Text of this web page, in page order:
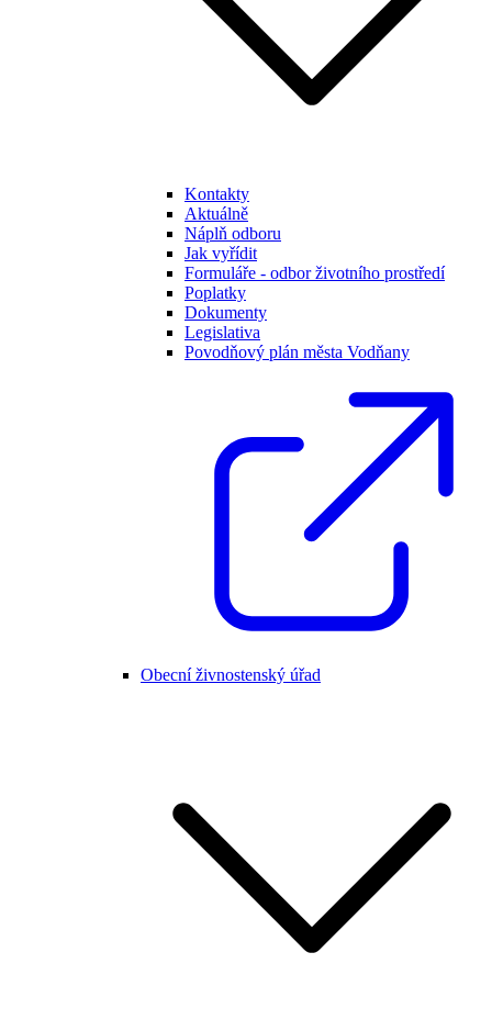
Kontakty
Aktuálně
Náplň odboru
Jak vyřídit
Formuláře - odbor životního prostředí
Poplatky
Dokumenty
Legislativa
Povodňový plán města Vodňany
Obecní živnostenský úřad